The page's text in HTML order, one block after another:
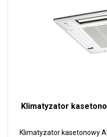
Klimatyzator
Klimatyzator kasetonowy